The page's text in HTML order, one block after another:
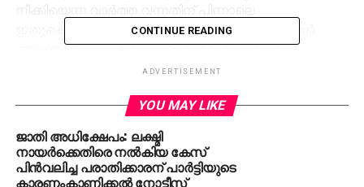
ഇതുകൊണ്ടുമാത്രം അക്കാദമിയിലെ പ്രശ്‌നങ്ങള്‍
അവസാനിച്ചിട്ടില്ലെന്ന് വ്യക്തമാക്കി വി.എസ്
ആദ്യവെടി പൊട്ടിച്ചുകഴിഞ്ഞു. അക്കാദമിക്ക് നല്‍കിയ
വി.എസ് ഉന്നയിച്ചിരിക്കുന്നത്.
തൃശൂര്‍ പാമ്പാടി നെഹ്‌റു കോളജിലെ ജിഷ്ണുവിന്റെ
ആത്മഹത്യയോടെ കേരളത്തിലുടനീളമുള്ള
സ്വാശ്രയ കോളജുകളില്‍ അലയടിച്ച വിദ്യാര്‍ത്ഥി
CONTINUE READING
ADVERTISEMENT
YOU MAY LIKE
ജാതി അധിക്ഷേപം: ലക്ഷ്മി
നായര്‍ക്കെതിരെ നല്‍കിയ കേസ്
പിന്‍വലിച്ച പരാതിക്കാരന് പാര്‍ട്ടിയുടെ
കാരണംകാണിക്കല്‍ നോട്ടീസ്